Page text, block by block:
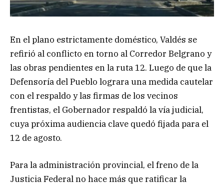
En el plano estrictamente doméstico, Valdés se
refirió al conflicto en torno al Corredor Belgrano y
las obras pendientes en la ruta 12. Luego de que la
Defensoría del Pueblo lograra una medida cautelar
con el respaldo y las firmas de los vecinos
frentistas, el Gobernador respaldó la vía judicial,
cuya próxima audiencia clave quedó fijada para el
12 de agosto.
Para la administración provincial, el freno de la
Justicia Federal no hace más que ratificar la